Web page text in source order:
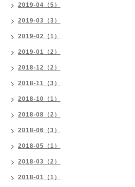
2019-04（5）
2019-03（3）
2019-02（1）
2019-01（2）
2018-12（2）
2018-11（3）
2018-10（1）
2018-08（2）
2018-06（3）
2018-05（1）
2018-03（2）
2018-01（1）